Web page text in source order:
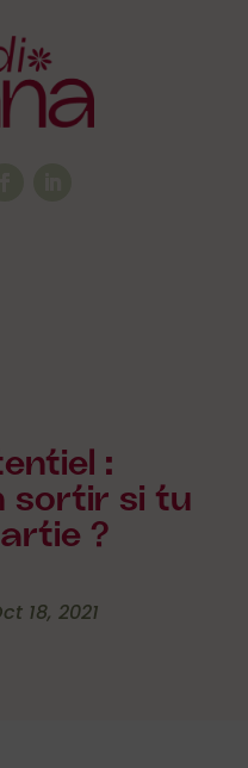
:
sortir si tu
?
18, 2021